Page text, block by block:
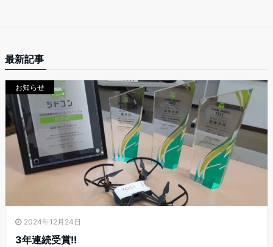
最新記事
お知らせ
2024年12月24日
3年連続受賞!!